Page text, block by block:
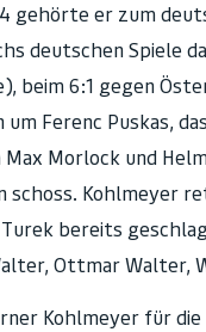
gehörte er zum
deutschen Spiele
beim 6:1 gegen
Ferenc Puskas,
Morlock und
schoss. Kohlmeyer
bereits
Ottmar Walter,
Kohlmeyer für